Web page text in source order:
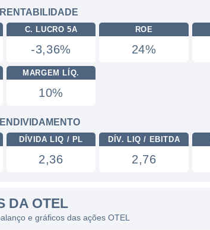
C. LUCRO 5A
-3,36%
ROE
24%
MARGEM LÍQ.
10%
DÍVIDA LIQ / PL
2,36
DÍV. LIQ / EBITDA
2,76
DA OTEL
e gráficos das ações OTEL